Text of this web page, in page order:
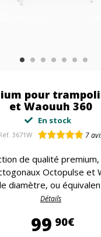
pour
et Waouuh 360
En stock
3671W 7
de qualité
Octopulse et
diamètre, ou
Détails
99 90€